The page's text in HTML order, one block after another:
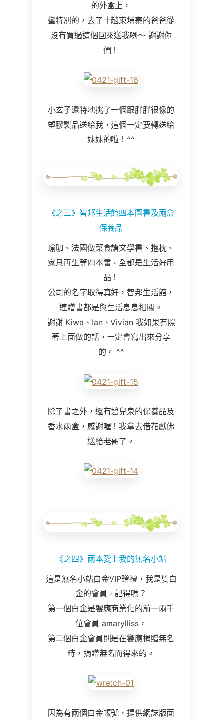
的外盒上，
蠻特別的，去了十趟柬埔寨的爸爸從
沒有買過這個回來送我咧～ 謝謝你
們！
小玄子還特地挑了一個跟胖胖很像的
塑膠製品送給我，這個一定要轉送給
妹妹的啦！^^
《之三》智邦生活館四本圖書及兩盒
保養品
瑜珈、法國做菜食譜文學書、抱枕、
家具再生等四本書，全都是生活好用
品！
公司的名字取得真好，智邦生活館，
連贈書都是與生活息息相關。
謝謝 Kiwa 、 Ian、Vivian我如果有照
著上面做的話，一定會寫出來分享
的。 ^^
除了書之外，還有碧兒泉的保養品及
香水兩盒，感謝喔！我拿去借花獻佛
送給老哥了。
《之四》兩本愛上我的無名小站
這是無名小站白金VIP贈禮，我是雙白
金的會員，記得嗎？
第一個白金是響應商業化的前一兩千
位會員 amarylliss ，
第二個白金會員則是在響應捐贈無名
時，捐贈無名而得來的。
因為有兩個白金帳號，提供網誌版面